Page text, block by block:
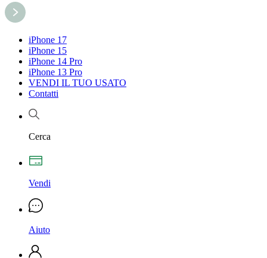
iPhone 17
iPhone 15
iPhone 14 Pro
iPhone 13 Pro
VENDI IL TUO USATO
Contatti
Cerca
Vendi
Aiuto